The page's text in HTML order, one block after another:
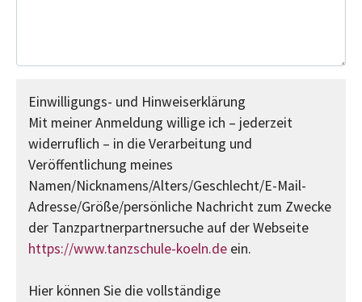
Einwilligungs- und Hinweiserklärung
Mit meiner Anmeldung willige ich – jederzeit
widerruflich – in die Verarbeitung und
Veröffentlichung meines
Namen/Nicknamens/Alters/Geschlecht/E-Mail-
Adresse/Größe/persönliche Nachricht zum Zwecke
der Tanzpartnerpartnersuche auf der Webseite
https://www.tanzschule-koeln.de ein.
Hier können Sie die vollständige